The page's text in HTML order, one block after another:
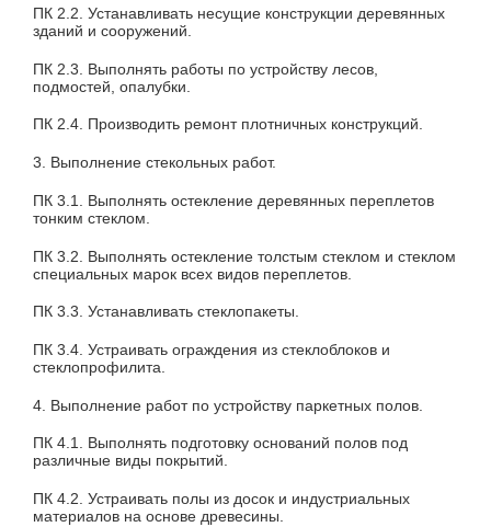
ПК 2.2. Устанавливать несущие конструкции деревянных
зданий и сооружений.
ПК 2.3. Выполнять работы по устройству лесов,
подмостей, опалубки.
ПК 2.4. Производить ремонт плотничных конструкций.
3. Выполнение стекольных работ.
ПК 3.1. Выполнять остекление деревянных переплетов
тонким стеклом.
ПК 3.2. Выполнять остекление толстым стеклом и стеклом
специальных марок всех видов переплетов.
ПК 3.3. Устанавливать стеклопакеты.
ПК 3.4. Устраивать ограждения из стеклоблоков и
стеклопрофилита.
4. Выполнение работ по устройству паркетных полов.
ПК 4.1. Выполнять подготовку оснований полов под
различные виды покрытий.
ПК 4.2. Устраивать полы из досок и индустриальных
материалов на основе древесины.